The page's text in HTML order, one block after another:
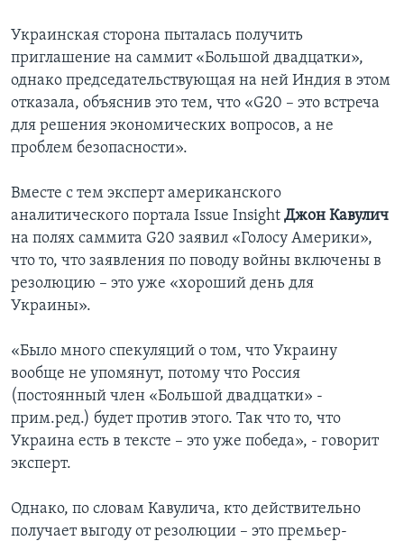
Украинская сторона пыталась получить
приглашение на саммит «Большой двадцатки»,
однако председательствующая на ней Индия в этом
отказала, объяснив это тем, что «G20 – это встреча
для решения экономических вопросов, а не
проблем безопасности».
Вместе с тем эксперт американского
аналитического портала Issue Insight Джон Кавулич
на полях саммита G20 заявил «Голосу Америки»,
что то, что заявления по поводу войны включены в
резолюцию – это уже «хороший день для
Украины».
«Было много спекуляций о том, что Украину
вообще не упомянут, потому что Россия
(постоянный член «Большой двадцатки» -
прим.ред.) будет против этого. Так что то, что
Украина есть в тексте – это уже победа», - говорит
эксперт.
Однако, по словам Кавулича, кто действительно
получает выгоду от резолюции – это премьер-